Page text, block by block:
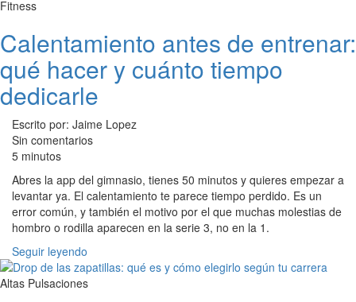
Fitness
Calentamiento antes de entrenar:
qué hacer y cuánto tiempo
dedicarle
Escrito por: Jaime Lopez
Sin comentarios
5 minutos
Abres la app del gimnasio, tienes 50 minutos y quieres empezar a
levantar ya. El calentamiento te parece tiempo perdido. Es un
error común, y también el motivo por el que muchas molestias de
hombro o rodilla aparecen en la serie 3, no en la 1.
Seguir leyendo
Altas Pulsaciones